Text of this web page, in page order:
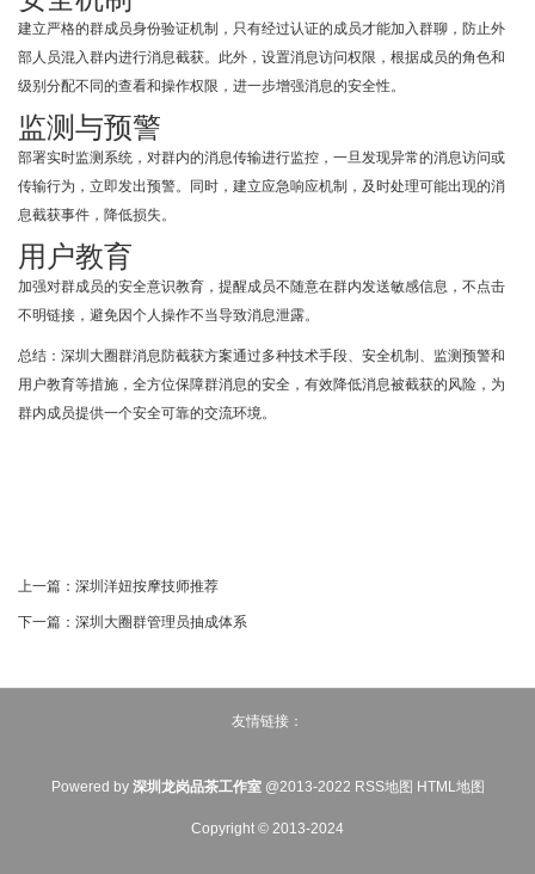
建立严格的群成员身份验证机制，只有经过认证的成员才能加入群聊，防止外
部人员混入群内进行消息截获。此外，设置消息访问权限，根据成员的角色和
级别分配不同的查看和操作权限，进一步增强消息的安全性。
监测与预警
部署实时监测系统，对群内的消息传输进行监控，一旦发现异常的消息访问或
传输行为，立即发出预警。同时，建立应急响应机制，及时处理可能出现的消
息截获事件，降低损失。
用户教育
加强对群成员的安全意识教育，提醒成员不随意在群内发送敏感信息，不点击
不明链接，避免因个人操作不当导致消息泄露。
总结：深圳大圈群消息防截获方案通过多种技术手段、安全机制、监测预警和
用户教育等措施，全方位保障群消息的安全，有效降低消息被截获的风险，为
群内成员提供一个安全可靠的交流环境。
上一篇： 深圳洋妞按摩技师推荐
下一篇： 深圳大圈群管理员抽成体系
友情链接：
Powered by 深圳龙岗品茶工作室@2013-2022 RSS地图 HTML地图
Copyright © 2013-2024